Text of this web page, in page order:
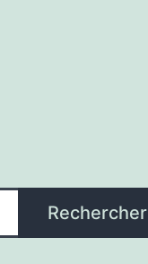
Rechercher